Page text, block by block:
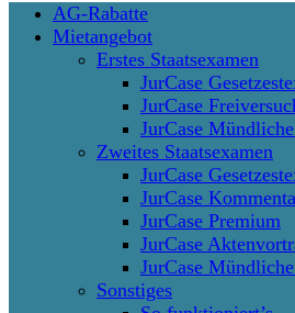
Close
AG-Rabatte
Mietangebot
Erstes Staatsexamen
JurCase
JurCase
JurCase
Zweites Staatsexamen
JurCase
JurCase
JurCase Premium
JurCase
JurCase
Sonstiges